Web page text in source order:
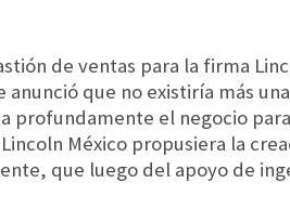
de ventas para la firma
que no existiría más
el negocio
México propusiera la
que luego del apoyo de